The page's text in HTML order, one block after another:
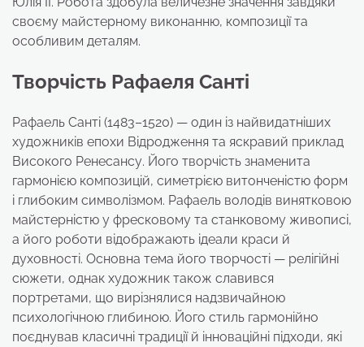
своєму майстерному виконанню, композиції та
особливим деталям.
Творчість Рафаеля Санті
Рафаель Санті (1483–1520) — один із найвидатніших
художників епохи Відродження та яскравий приклад
Високого Ренесансу. Його творчість знаменита
гармонією композицій, симетрією витонченістю форм
і глибоким символізмом. Рафаель володів винятковою
майстерністю у фресковому та станковому живописі,
а його роботи відображають ідеали краси й
духовності. Основна тема його творчості — релігійні
сюжети, однак художник також славився
портретами, що вирізнялися надзвичайною
психологічною глибиною. Його стиль гармонійно
поєднував класичні традиції й інноваційні підходи, які